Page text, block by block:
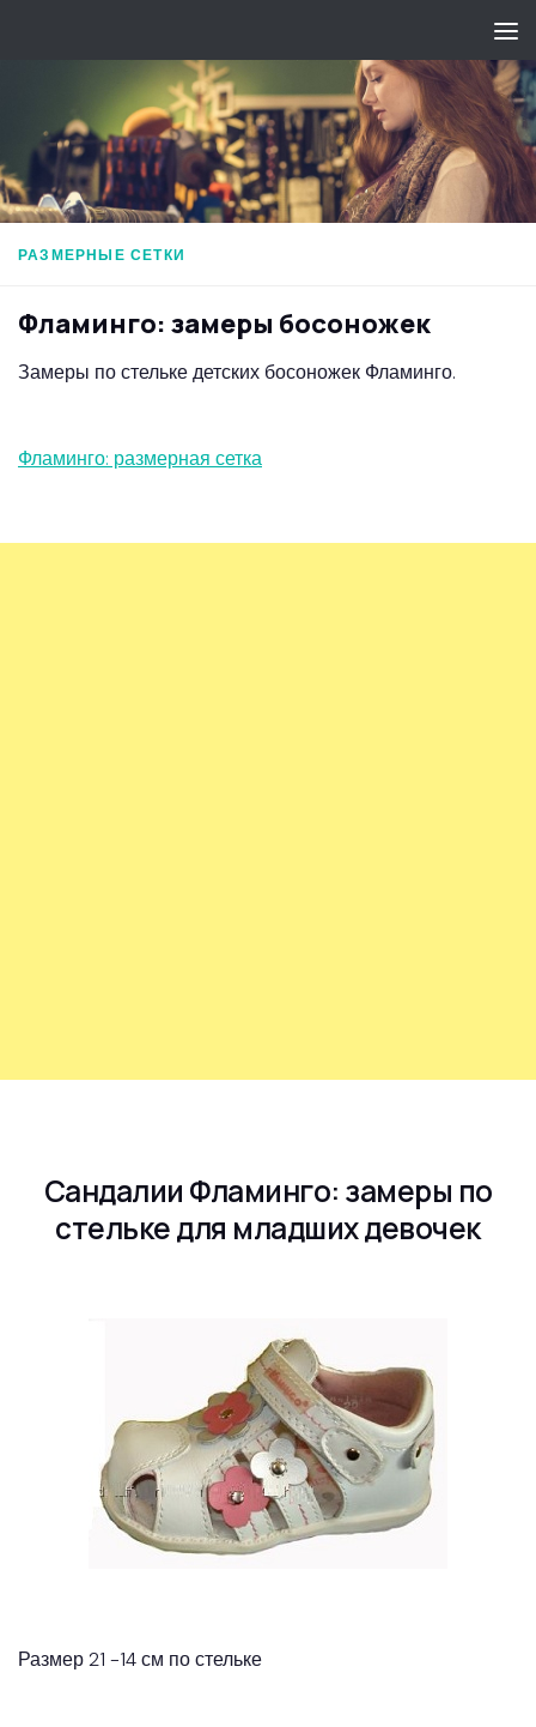
РАЗМЕРНЫЕ СЕТКИ
Фламинго: замеры босоножек
Замеры по стельке детских босоножек Фламинго.
Фламинго: размерная сетка
Сандалии Фламинго: замеры по
стельке для младших девочек
Размер 21 -14 см по стельке